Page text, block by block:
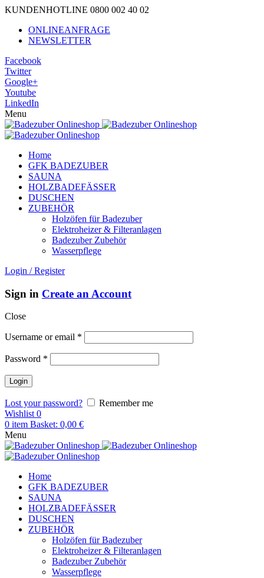
KUNDENHOTLINE 0800 002 40 02
ONLINEANFRAGE
NEWSLETTER
Facebook
Twitter
Google+
Youtube
LinkedIn
Menu
Home
GFK BADEZUBER
SAUNA
HOLZBADEFÄSSER
DUSCHEN
ZUBEHÖR
Holzöfen für Badezuber
Elektroheizer & Filteranlagen
Badezuber Zubehör
Wasserpflege
Login / Register
Sign in Create an Account
Close
Username or email *
Password *
Lost your password?
Remember me
Wishlist 0
0 item Basket: 0,00 €
Menu
Home
GFK BADEZUBER
SAUNA
HOLZBADEFÄSSER
DUSCHEN
ZUBEHÖR
Holzöfen für Badezuber
Elektroheizer & Filteranlagen
Badezuber Zubehör
Wasserpflege